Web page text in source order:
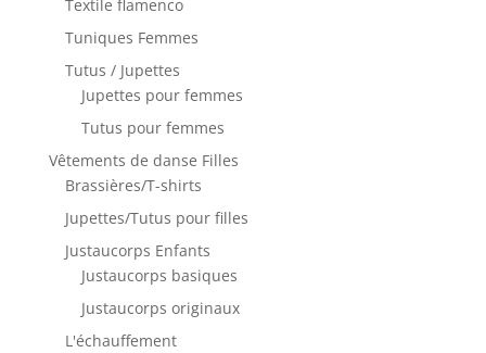
Textile flamenco
Tuniques Femmes
Tutus / Jupettes
Jupettes pour femmes
Tutus pour femmes
Vêtements de danse Filles
Brassières/T-shirts
Jupettes/Tutus pour filles
Justaucorps Enfants
Justaucorps basiques
Justaucorps originaux
L'échauffement